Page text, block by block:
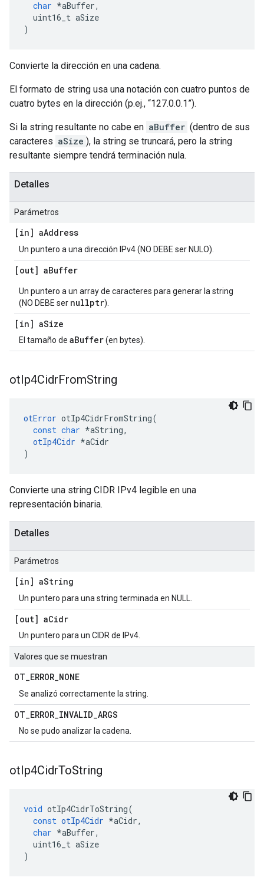
char *aBuffer,
uint16_t aSize
)
Convierte la dirección en una cadena.
El formato de string usa una notación con cuatro puntos de
cuatro bytes en la dirección (p.ej., “127.0.0.1”).
Si la string resultante no cabe en aBuffer (dentro de sus
caracteres aSize ), la string se truncará, pero la string
resultante siempre tendrá terminación nula.
Detalles
Parámetros
[in] aAddress
Un puntero a una dirección IPv4 (NO DEBE ser NULO).
[out] aBuffer
Un puntero a un array de caracteres para generar la string
(NO DEBE ser nullptr).
[in] aSize
El tamaño de aBuffer(en bytes).
otIp4CidrFromString
otError otIp4CidrFromString(
const char *aString,
otIp4Cidr *aCidr
)
Convierte una string CIDR IPv4 legible en una
representación binaria.
Detalles
Parámetros
[in] aString
Un puntero para una string terminada en NULL.
[out] aCidr
Un puntero para un CIDR de IPv4.
Valores que se muestran
OT_ERROR_NONE
Se analizó correctamente la string.
OT_ERROR_INVALID_ARGS
No se pudo analizar la cadena.
otIp4CidrToString
void otIp4CidrToString(
const otIp4Cidr *aCidr,
char *aBuffer,
uint16_t aSize
)